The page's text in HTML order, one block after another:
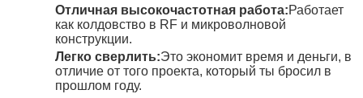
Отличная высокочастотная работа:Работает
как колдовство в RF и микроволновой
конструкции.
Легко сверлить:Это экономит время и деньги, в
отличие от того проекта, который ты бросил в
прошлом году.